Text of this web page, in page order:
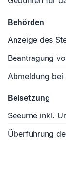
Behörden
Anzeige des
Beantragung
Abmeldung bei
Beisetzung
Seeurne inkl.
Überführung